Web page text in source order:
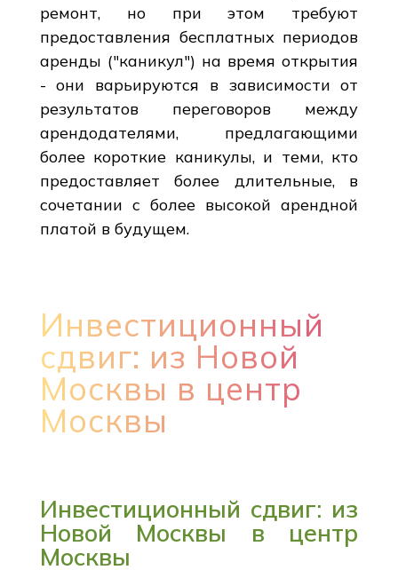
ремонт, но при этом требуют
предоставления бесплатных периодов
аренды ("каникул") на время открытия
- они варьируются в зависимости от
результатов переговоров между
арендодателями, предлагающими
более короткие каникулы, и теми, кто
предоставляет более длительные, в
сочетании с более высокой арендной
платой в будущем.
Инвестиционный
сдвиг: из Новой
Москвы в центр
Москвы
Инвестиционный сдвиг: из
Новой Москвы в центр
Москвы